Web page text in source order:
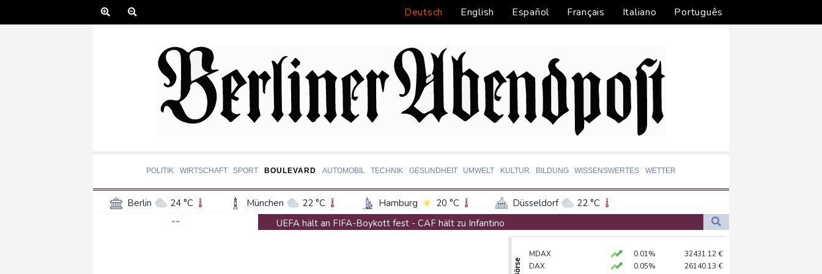
Deutsch English Español Français Italiano Português
POLITIK WIRTSCHAFT SPORT BOULEVARD AUTOMOBIL TECHNIK GESUNDHEIT UMWELT KULTUR BILDUNG WISSENSWERTES WETTER
Berlin 24 °C München 22 °C Hamburg 20 °C Düsseldorf
22 °C
Frankfurt am Main
Potsdam 23 °C Leipzig 23 °C
Bremen
Wien
--
UEFA hält an FIFA-Boykott fest - CAF hält zu Infantino
Mindestens zwei Tote bei Bombenexplosion in Kleinbus nahe Damaskus
Börse
MDAX 0.01% 32431.12 €
DAX
0.05% 26140.13 €